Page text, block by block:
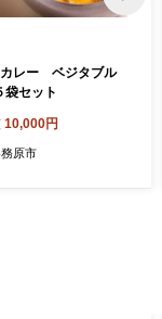
レー ベジタブル
袋セット
10,000円
原市